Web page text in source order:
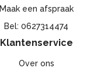
Maak een afspraak
Bel: 0627314474
Klantenservice
Over ons